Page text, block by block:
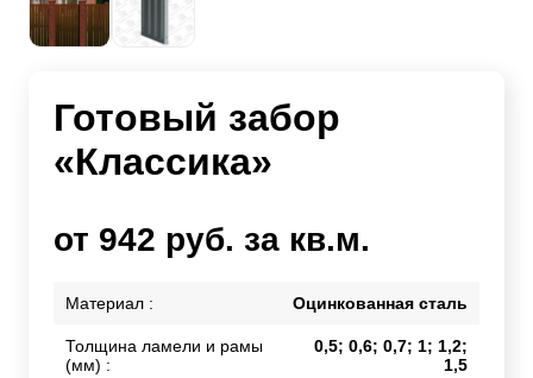
Готовый забор
«Классика»
от 942 руб. за кв.м.
Материал : Оцинкованная сталь
Толщина ламели и рамы
(мм) :
0,5; 0,6; 0,7; 1; 1,2;
1,5